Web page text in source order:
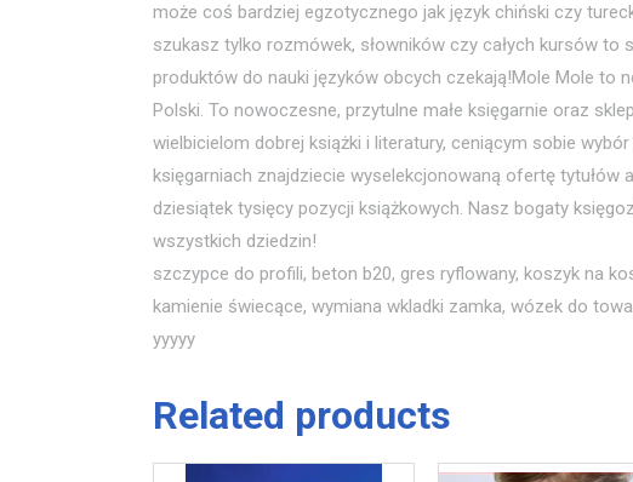
może coś bardziej egzotycznego jak język chiński czy
szukasz tylko rozmówek, słowników czy całych kursów to
produktów do nauki języków obcych czekają!Mole Mole to
Polski. To nowoczesne, przytulne małe księgarnie oraz
wielbicielom dobrej książki i literatury, ceniącym sobie
księgarniach znajdziecie wyselekcjonowaną ofertę
dziesiątek tysięcy pozycji książkowych. Nasz bogaty
wszystkich dziedzin!
szczypce do profili, beton b20, gres ryflowany, koszyk na
kamienie świecące, wymiana wkladki zamka, wózek do
yyyyy
Related products